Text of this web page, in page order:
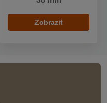
Zobrazit